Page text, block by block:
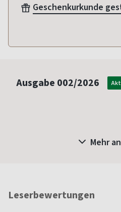
Geschenkurkunde
Ausgabe 002/2026
Mehr
Leserbewertungen